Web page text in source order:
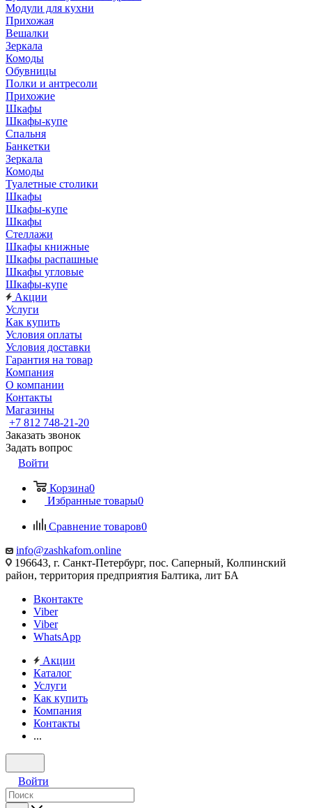
Модули для кухни
Прихожая
Вешалки
Зеркала
Комоды
Обувницы
Полки и антресоли
Прихожие
Шкафы
Шкафы-купе
Спальня
Банкетки
Зеркала
Комоды
Туалетные столики
Шкафы
Шкафы-купе
Шкафы
Стеллажи
Шкафы книжные
Шкафы распашные
Шкафы угловые
Шкафы-купе
Акции
Услуги
Как купить
Условия оплаты
Условия доставки
Гарантия на товар
Компания
О компании
Контакты
Магазины
+7 812 748-21-20
Заказать звонок
Задать вопрос
Войти
Корзина0
Избранные товары0
Сравнение товаров0
info@zashkafom.online
196643, г. Санкт-Петербург, пос. Саперный, Колпинский
район, территория предприятия Балтика, лит БА
Вконтакте
Viber
Viber
WhatsApp
Акции
Каталог
Услуги
Как купить
Компания
Контакты
...
Войти